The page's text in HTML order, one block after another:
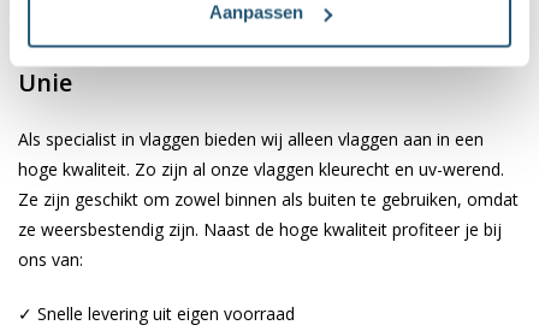
Aanpassen
Het voordeel van een WK-vlag van Vlaggen
Unie
Als specialist in vlaggen bieden wij alleen vlaggen aan in een
hoge kwaliteit. Zo zijn al onze vlaggen kleurecht en uv-werend.
Ze zijn geschikt om zowel binnen als buiten te gebruiken, omdat
ze weersbestendig zijn. Naast de hoge kwaliteit profiteer je bij
ons van:
✓ Snelle levering uit eigen voorraad